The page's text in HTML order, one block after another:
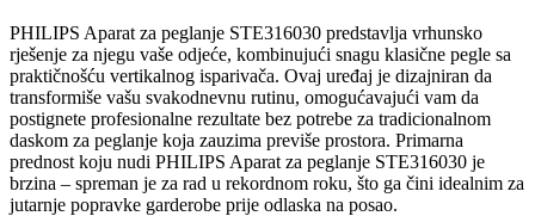
PHILIPS Aparat za peglanje STE316030 predstavlja vrhunsko
rješenje za njegu vaše odjeće, kombinujući snagu klasične pegle sa
praktičnošću vertikalnog isparivača. Ovaj uređaj je dizajniran da
transformiše vašu svakodnevnu rutinu, omogućavajući vam da
postignete profesionalne rezultate bez potrebe za tradicionalnom
daskom za peglanje koja zauzima previše prostora. Primarna
prednost koju nudi PHILIPS Aparat za peglanje STE316030 je
brzina – spreman je za rad u rekordnom roku, što ga čini idealnim za
jutarnje popravke garderobe prije odlaska na posao.